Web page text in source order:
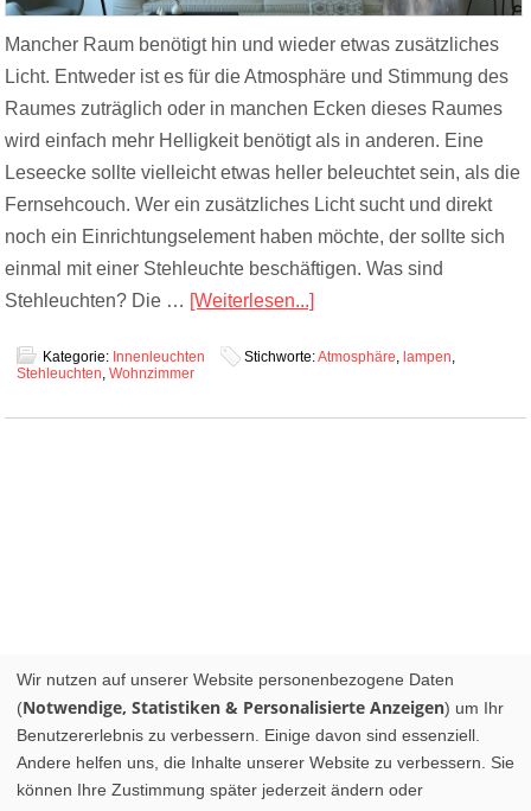
Mancher Raum benötigt hin und wieder etwas zusätzliches
Licht. Entweder ist es für die Atmosphäre und Stimmung des
Raumes zuträglich oder in manchen Ecken dieses Raumes
wird einfach mehr Helligkeit benötigt als in anderen. Eine
Leseecke sollte vielleicht etwas heller beleuchtet sein, als die
Fernsehcouch. Wer ein zusätzliches Licht sucht und direkt
noch ein Einrichtungselement haben möchte, der sollte sich
einmal mit einer Stehleuchte beschäftigen. Was sind
Stehleuchten? Die … [Weiterlesen...]
Kategorie: Innenleuchten Stichworte:Atmosphäre ,lampen
Stehleuchten ,Wohnzimmer
Wir nutzen auf unserer Website personenbezogene Daten
(Notwendige, Statistiken & Personalisierte Anzeigen) um Ihr
Benutzererlebnis zu verbessern. Einige davon sind essenziell.
Andere helfen uns, die Inhalte unserer Website zu verbessern. Sie
können Ihre Zustimmung später jederzeit ändern oder